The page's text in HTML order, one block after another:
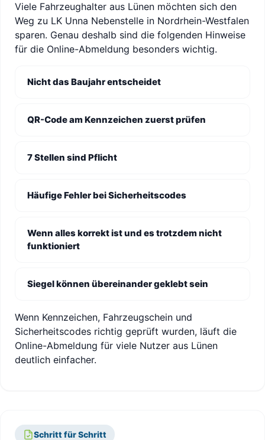
Viele Fahrzeughalter aus Lünen möchten sich den
Weg zu LK Unna Nebenstelle in Nordrhein-Westfalen
sparen. Genau deshalb sind die folgenden Hinweise
für die Online-Abmeldung besonders wichtig.
Nicht das Baujahr entscheidet
QR-Code am Kennzeichen zuerst prüfen
7 Stellen sind Pflicht
Häufige Fehler bei Sicherheitscodes
Wenn alles korrekt ist und es trotzdem nicht
funktioniert
Siegel können übereinander geklebt sein
Wenn Kennzeichen, Fahrzeugschein und
Sicherheitscodes richtig geprüft wurden, läuft die
Online-Abmeldung für viele Nutzer aus Lünen
deutlich einfacher.
Schritt für Schritt